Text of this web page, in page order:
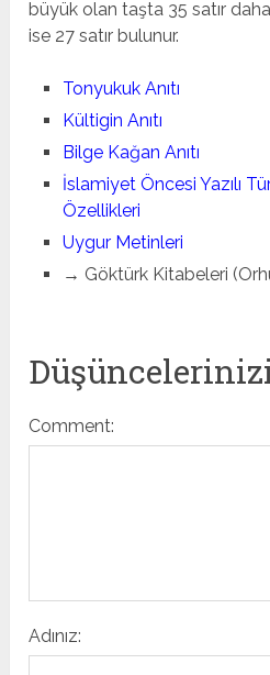
büyük olan taşta 35 satır
ise 27 satır bulunur.
Tonyukuk Anıtı
Kültigin Anıtı
Bilge Kağan Anıtı
İslamiyet Öncesi Yazılı
Özellikleri
Uygur Metinleri
→ Göktürk Kitabeleri
Comment:
Adınız: